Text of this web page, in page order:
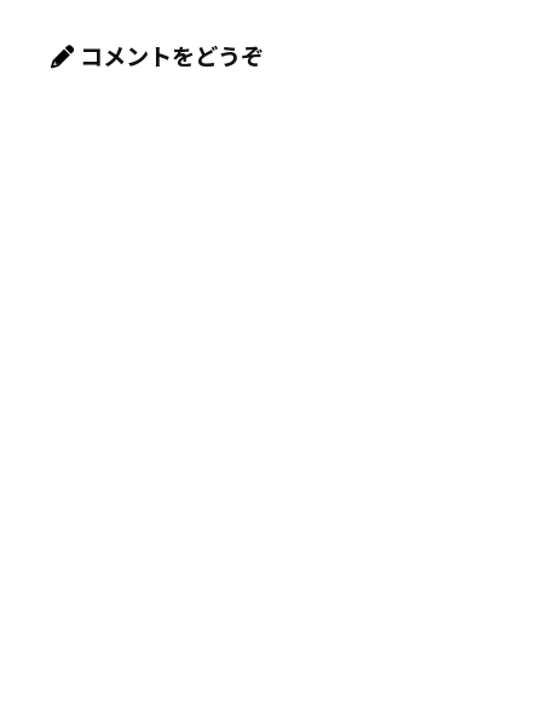
コメントをどうぞ